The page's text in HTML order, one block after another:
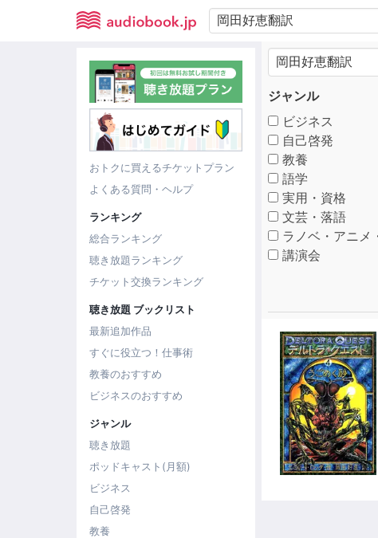
おトクに買えるチケットプラン
よくある質問・ヘルプ
ランキング
総合ランキング
聴き放題ランキング
チケット交換ランキング
聴き放題 ブックリスト
最新追加作品
すぐに役立つ！仕事術
教養のおすすめ
ビジネスのおすすめ
ジャンル
聴き放題
ポッドキャスト(月額)
ビジネス
自己啓発
教養
ジャンル
ビジネス
自己啓発
教養
語学
実用・資格
文芸・落語
ラノベ・アニメ
講演会